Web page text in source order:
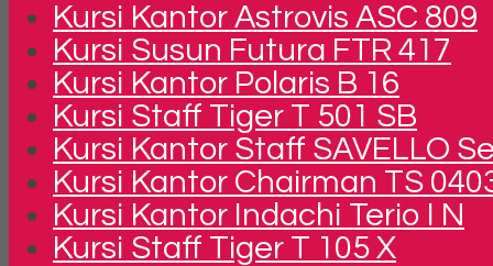
Kursi Kantor Astrovis ASC 809
Kursi Susun Futura FTR 417
Kursi Kantor Polaris B 16
Kursi Staff Tiger T 501 SB
Kursi Kantor Staff SAVELLO
Kursi Kantor Chairman TS
Kursi Kantor Indachi Terio I N
Kursi Staff Tiger T 105 X